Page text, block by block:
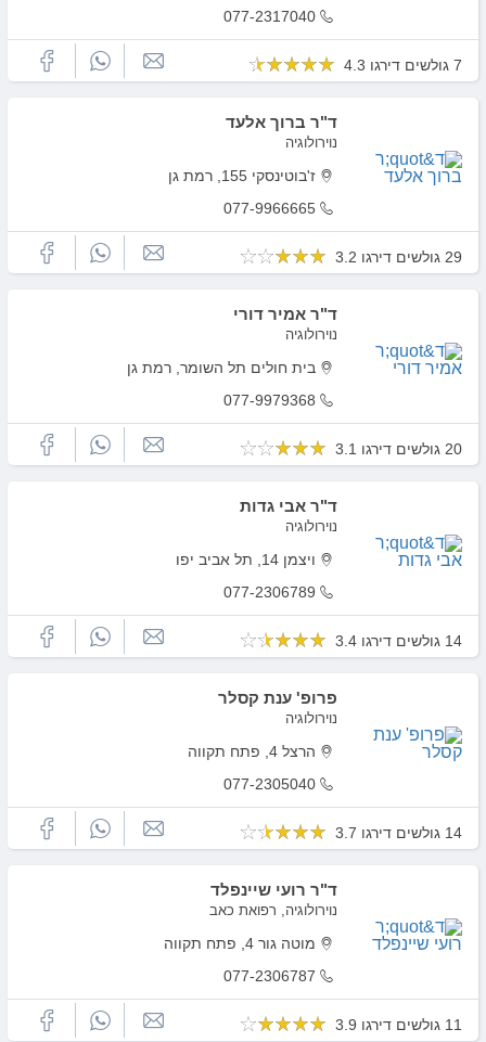
077-2317040
7 גולשים דירגו 4.3
ד"ר ברוך אלעד
נוירולוגיה
ז'בוטינסקי 155, רמת גן
077-9966665
29 גולשים דירגו 3.2
ד"ר אמיר דורי
נוירולוגיה
בית חולים תל השומר, רמת גן
077-9979368
20 גולשים דירגו 3.1
ד"ר אבי גדות
נוירולוגיה
ויצמן‬ 14, תל אביב יפו
077-2306789
14 גולשים דירגו 3.4
פרופ' ענת קסלר
נוירולוגיה
הרצל 4, פתח תקווה
077-2305040
14 גולשים דירגו 3.7
ד"ר רועי שיינפלד
נוירולוגיה, רפואת כאב
מוטה גור 4, פתח תקווה
077-2306787
11 גולשים דירגו 3.9